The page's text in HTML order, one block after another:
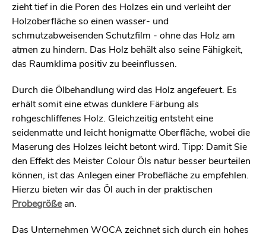
zieht tief in die Poren des Holzes ein und verleiht der
Holzoberfläche so einen wasser- und
schmutzabweisenden Schutzfilm - ohne das Holz am
atmen zu hindern. Das Holz behält also seine Fähigkeit,
das Raumklima positiv zu beeinflussen.
Durch die Ölbehandlung wird das Holz angefeuert. Es
erhält somit eine etwas dunklere Färbung als
rohgeschliffenes Holz. Gleichzeitig entsteht eine
seidenmatte und leicht honigmatte Oberfläche, wobei die
Maserung des Holzes leicht betont wird. Tipp: Damit Sie
den Effekt des Meister Colour Öls natur besser beurteilen
können, ist das Anlegen einer Probefläche zu empfehlen.
Hierzu bieten wir das Öl auch in der praktischen
Probegrößean.
Das Unternehmen WOCA zeichnet sich durch ein hohes